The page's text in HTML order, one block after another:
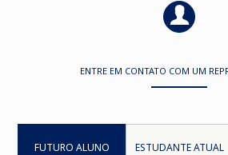
ENTRE EM CONTATO COM UM
FUTURO ALUNO ESTUDANTE ATUAL